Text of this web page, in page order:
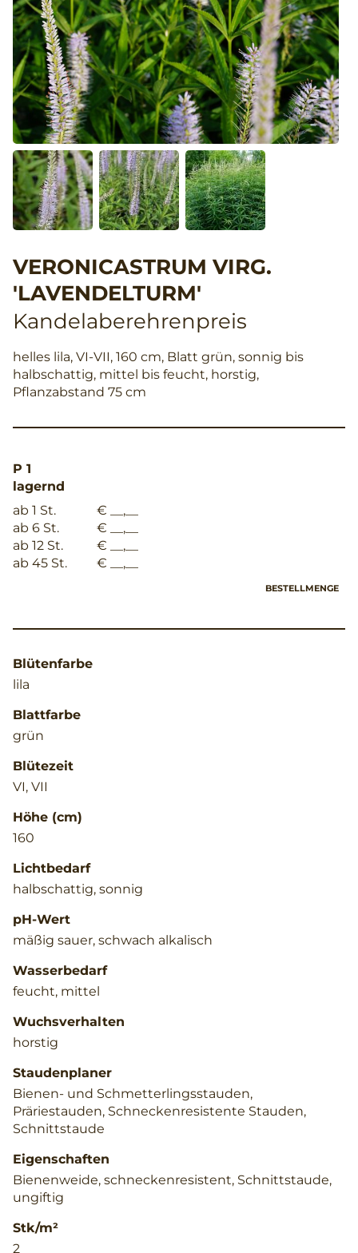
VERONICASTRUM VIRG.
'LAVENDELTURM'
Kandelaberehrenpreis
helles lila, VI-VII, 160 cm, Blatt grün, sonnig bis
halbschattig, mittel bis feucht, horstig,
Pflanzabstand 75 cm
P 1
lagernd
ab 1 St.
€ __,__
ab 6 St.
€ __,__
ab 12 St.
€ __,__
ab 45 St.
€ __,__
BESTELLMENGE
Blütenfarbe
lila
Blattfarbe
grün
Blütezeit
VI, VII
Höhe (cm)
160
Lichtbedarf
halbschattig, sonnig
pH-Wert
mäßig sauer, schwach alkalisch
Wasserbedarf
feucht, mittel
Wuchsverhalten
horstig
Staudenplaner
Bienen- und Schmetterlingsstauden,
Präriestauden, Schneckenresistente Stauden,
Schnittstaude
Eigenschaften
Bienenweide, schneckenresistent, Schnittstaude,
ungiftig
Stk/m²
2